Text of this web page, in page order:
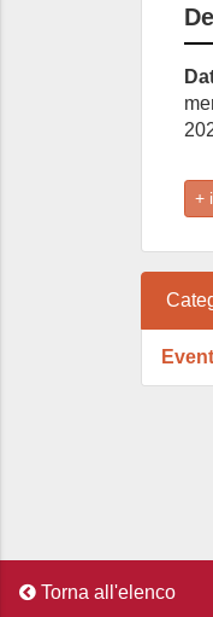
Torna all'elenco